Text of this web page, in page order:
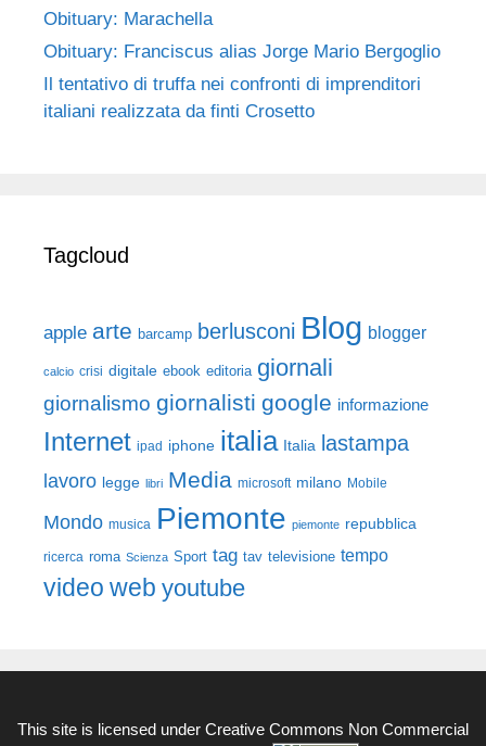
Obituary: Marachella
Obituary: Franciscus alias Jorge Mario Bergoglio
Il tentativo di truffa nei confronti di imprenditori
italiani realizzata da finti Crosetto
Tagcloud
apple arte barcamp berlusconi Blog blogger
calcio crisi digitale ebook editoria giornali
giornalismo giornalisti google informazione
Internet ipad iphone italia Italia lastampa
lavoro legge libri Media microsoft milano Mobile
Mondo musica Piemonte piemonte repubblica
ricerca roma Scienza Sport tag tav televisione tempo
video web youtube
This site is licensed under Creative Commons Non Commercial